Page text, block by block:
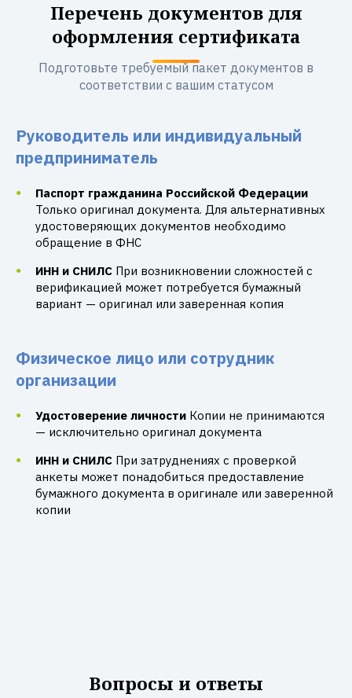
Перечень документов для
оформления сертификата
Подготовьте требуемый пакет документов в
соответствии с вашим статусом
Руководитель или индивидуальный
предприниматель
Паспорт гражданина Российской Федерации
Только оригинал документа. Для альтернативных
удостоверяющих документов необходимо
обращение в ФНС
ИНН и СНИЛС При возникновении сложностей с
верификацией может потребуется бумажный
вариант — оригинал или заверенная копия
Физическое лицо или сотрудник
организации
Удостоверение личности Копии не принимаются
— исключительно оригинал документа
ИНН и СНИЛС При затруднениях с проверкой
анкеты может понадобиться предоставление
бумажного документа в оригинале или заверенной
копии
Вопросы и ответы